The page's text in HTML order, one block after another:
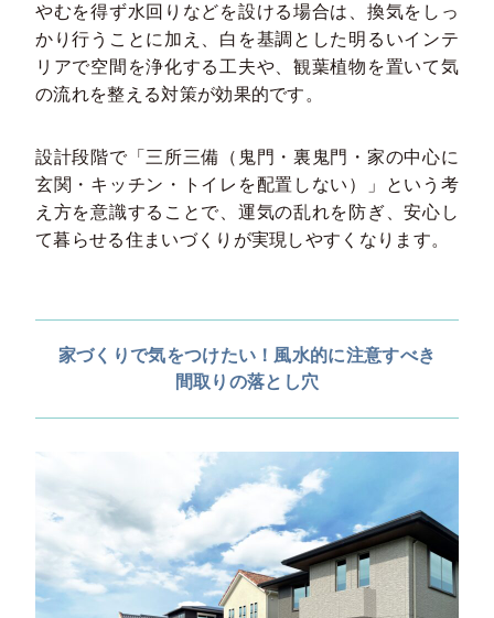
やむを得ず水回りなどを設ける場合は、換気をしっ
かり行うことに加え、白を基調とした明るいインテ
リアで空間を浄化する工夫や、観葉植物を置いて気
の流れを整える対策が効果的です。
設計段階で「三所三備（鬼門・裏鬼門・家の中心に
玄関・キッチン・トイレを配置しない）」という考
え方を意識することで、運気の乱れを防ぎ、安心し
て暮らせる住まいづくりが実現しやすくなります。
家づくりで気をつけたい！風水的に注意すべき
間取りの落とし穴